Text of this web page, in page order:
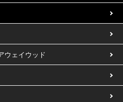
ウェイウッド